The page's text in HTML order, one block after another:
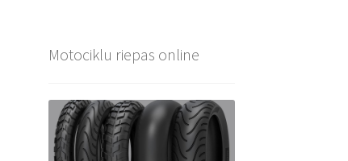
Motociklu riepas online